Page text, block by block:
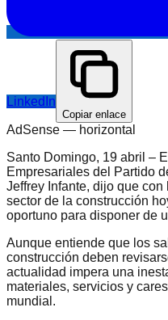
LinkedIn
Copiar enlace
AdSense — horizontal
Santo Domingo, 19 abril –
Empresariales del Partido
Jeffrey Infante, dijo que
sector de la construcción
oportuno para disponer de
Aunque entiende que los
construcción deben
actualidad impera una
materiales, servicios y
mundial.